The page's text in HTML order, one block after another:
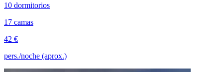
10 dormitorios
17 camas
42 €
pers./noche (aprox.)